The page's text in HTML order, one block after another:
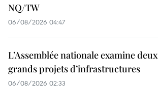
NQ/TW
06/08/2026 04:47
L’Assemblée nationale examine deux
grands projets d’infrastructures
06/08/2026 02:33